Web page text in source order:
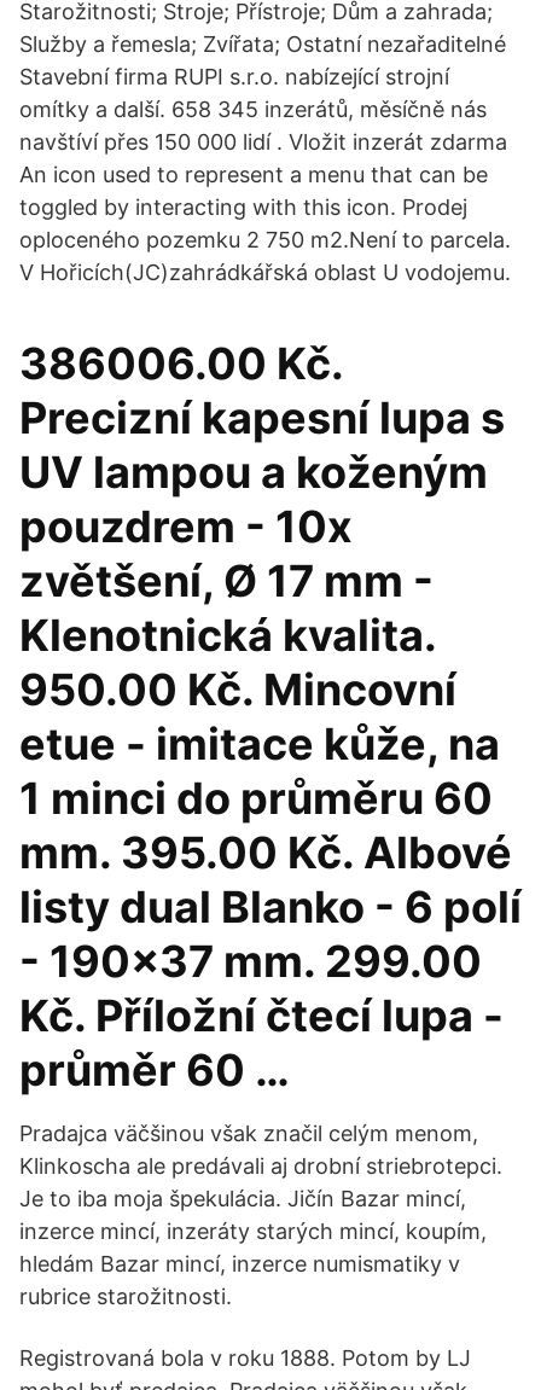
Starožitnosti; Stroje; Přístroje; Dům a zahrada;
Služby a řemesla; Zvířata; Ostatní nezařaditelné
Stavební firma RUPI s.r.o. nabízející strojní
omítky a další. 658 345 inzerátů, měsíčně nás
navštíví přes 150 000 lidí . Vložit inzerát zdarma
An icon used to represent a menu that can be
toggled by interacting with this icon. Prodej
oploceného pozemku 2 750 m2.Není to parcela.
V Hořicích(JC)zahrádkářská oblast U vodojemu.
386006.00 Kč.
Precizní kapesní lupa s
UV lampou a koženým
pouzdrem - 10x
zvětšení, Ø 17 mm -
Klenotnická kvalita.
950.00 Kč. Mincovní
etue - imitace kůže, na
1 minci do průměru 60
mm. 395.00 Kč. Albové
listy dual Blanko - 6 polí
- 190x37 mm. 299.00
Kč. Příložní čtecí lupa -
průměr 60 …
Pradajca väčšinou však značil celým menom,
Klinkoscha ale predávali aj drobní striebrotepci.
Je to iba moja špekulácia. Jičín Bazar mincí,
inzerce mincí, inzeráty starých mincí, koupím,
hledám Bazar mincí, inzerce numismatiky v
rubrice starožitnosti.
Registrovaná bola v roku 1888. Potom by LJ